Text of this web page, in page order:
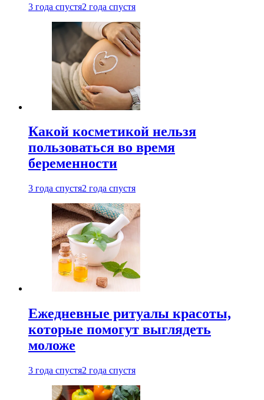
3 года спустя2 года спустя
Какой косметикой нельзя
пользоваться во время
беременности
3 года спустя2 года спустя
Ежедневные ритуалы красоты,
которые помогут выглядеть
моложе
3 года спустя2 года спустя